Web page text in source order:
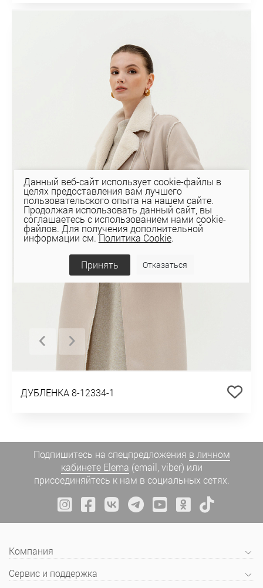
ДУБЛЕНКА 8-12334-1
Подпишитесь на спецпредложения в личном
кабинете Elema (email, viber) или
присоединяйтесь к нам в социальных сетях.
Компания
Сервис и поддержка
Данный веб-сайт использует cookie-файлы в
целях предоставления вам лучшего
пользовательского опыта на нашем сайте.
Продолжая использовать данный сайт, вы
соглашаетесь с использованием нами cookie-
файлов. Для получения дополнительной
информации см.Политика Cookie.
Принять Отказаться